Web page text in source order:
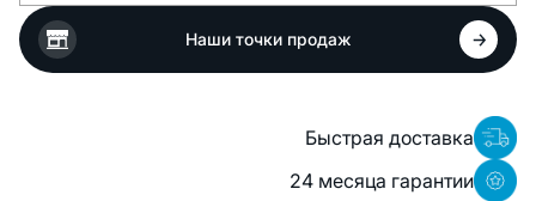
Наши точки продаж
Быстрая доставка
24 месяца гарантии